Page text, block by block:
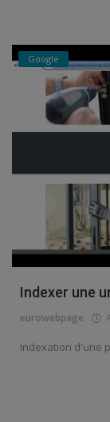
Google
Indexer une
eurowebpage
Indexation d'une